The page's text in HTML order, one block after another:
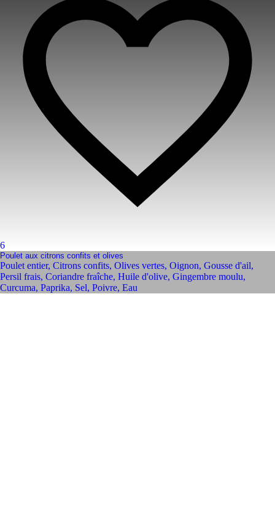
6
Poulet aux citrons confits et olives
Poulet entier, Citrons confits, Olives vertes, Oignon, Gousse d'ail,
Persil frais, Coriandre fraîche, Huile d'olive, Gingembre moulu,
Curcuma, Paprika, Sel, Poivre, Eau